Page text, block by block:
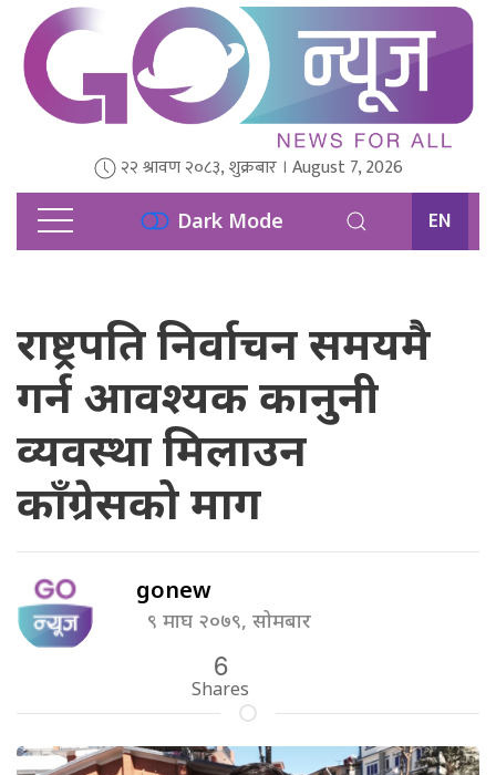
२२ श्रावण २०८३, शुक्रबार । August 7, 2026
Dark Mode EN
राष्ट्रपति निर्वाचन समयमै
गर्न आवश्यक कानुनी
व्यवस्था मिलाउन
काँग्रेसको माग
gonew
९ माघ २०७९, सोमबार
6
Shares